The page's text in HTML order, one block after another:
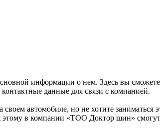
информации о нем. Здесь вы
данные для связи с компанией.
автомобиле, но не хотите заниматься
в компании «ТОО Доктор шин»